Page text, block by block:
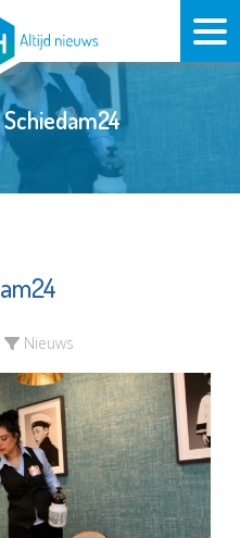
Schiedam24
Nieuws